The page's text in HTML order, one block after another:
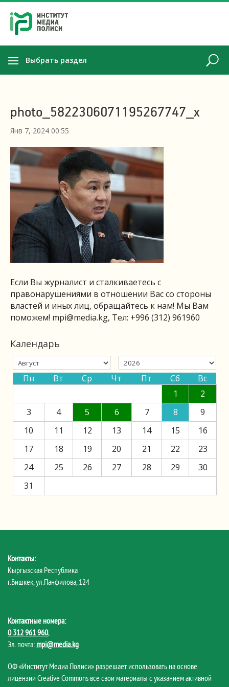
Выбрать раздел
photo_5822306071195267747_x
Янв 7, 2024 00:55
Если Вы журналист и сталкиваетесь с
правонарушениями в отношении Вас со стороны
властей и иных лиц, обращайтесь к нам! Мы Вам
поможем! mpi@media.kg, Тел: +996 (312) 961960
Календарь
Пн Вт Ср Чт Пт Сб
Вс
1
2
3
4 5 6 7 8
9
10
11 12 13 14 15
16
17
18 19 20 21 22
23
24
25 26 27 28 29
30
31
Контакты:
Кыргызская Республика
г.Бишкек, ул.Панфилова, 124
Контактные номера:
0 312 961 960,
Эл. почта: mpi@media.kg
ОФ «Институт Медиа Полиси» разрешает использовать на основе
лицензии Creative Commons все свои материалы с указанием активной